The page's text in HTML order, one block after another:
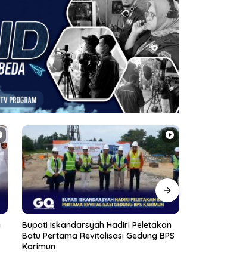
Polsek Lubu Baja Amankan Dua
Tersangka Narkoba dan Sita 74
Cartridge Vape Mengandung